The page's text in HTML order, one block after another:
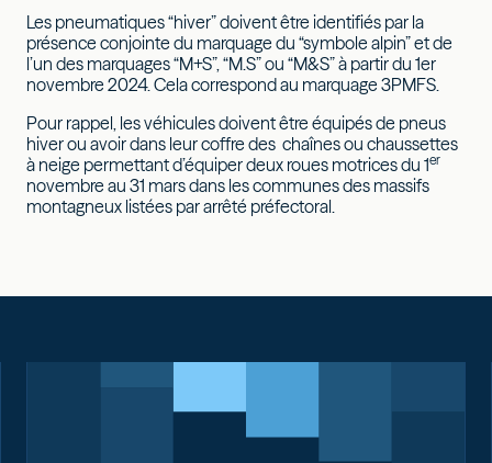
Les pneumatiques “hiver” doivent être identifiés par la
présence conjointe du marquage du “symbole alpin” et de
l’un des marquages “M+S”, “M.S” ou “M&S” à partir du 1er
novembre 2024. Cela correspond au marquage 3PMFS.
Pour rappel, les véhicules doivent être équipés de pneus
hiver ou avoir dans leur coffre des chaînes ou chaussettes
à neige permettant d’équiper deux roues motrices du 1er
novembre au 31 mars dans les communes des massifs
montagneux listées par arrêté préfectoral.